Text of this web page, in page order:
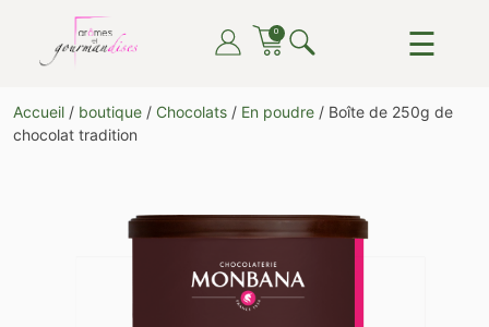
content
PLAISIR DE TOUTES ET TOUS
0 ☰
Accueil / boutique / Chocolats / En poudre / Boîte de 250g de
chocolat tradition